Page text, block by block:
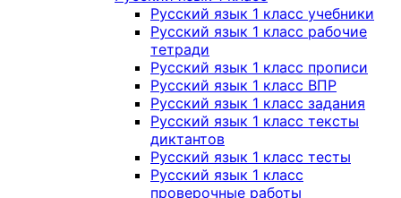
Русский язык 1 класс учебники
Русский язык 1 класс рабочие
тетради
Русский язык 1 класс прописи
Русский язык 1 класс ВПР
Русский язык 1 класс задания
Русский язык 1 класс тексты
диктантов
Русский язык 1 класс тесты
Русский язык 1 класс
проверочные работы